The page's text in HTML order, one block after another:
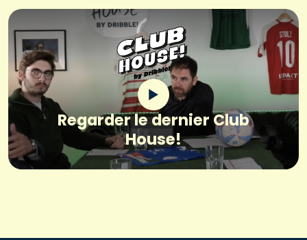
Regarder le dernier Club
House!